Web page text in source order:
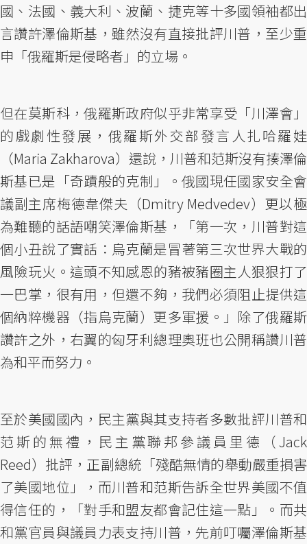
國、法國、義大利、波蘭、捷克等十多國領袖都出
言讚許澤倫斯基，雖然沒有直接批評川普，至少重
申「俄羅斯是侵略者」的立場。
但在莫斯科，俄羅斯政府似乎非常享受「川澤會」
的戲劇性發展，俄羅斯外交部發言人扎哈羅娃
（Maria Zakharova）還說，川普和范斯沒有揍澤倫
斯基已是「奇蹟般的克制」。俄國現任國家安全會
議副主席梅德韋傑夫（Dmitry Medvedev）更以極
為難聽的話語嘲笑澤倫斯基，「第一次，川普對這
個小丑說了實話：烏克蘭是冒著第三次世界大戰的
風險玩火。這頭不知感恩的豬被豬圈主人狠狠打了
一巴掌，很有用，但還不夠，我們必須阻止提供這
個納粹機器（指烏克蘭）更多軍援。」除了俄羅斯
讚許之外，右翼的匈牙利總理奧班也公開稱讚川普
為和平而努力。
至於美國國內，民主黨與其支持者多數批評川普和
范斯的無禮，民主黨聯邦參議員里德（Jack
Reed）批評，正副總統「殘酷無情的舉動嚴重損害
了美國地位」，而川普和范斯告訴全世界美國不值
得信任的，「對手和盟友都會記住這一點」。而共
和黨官員與議員力表支持川普，先前叮囑澤倫斯基